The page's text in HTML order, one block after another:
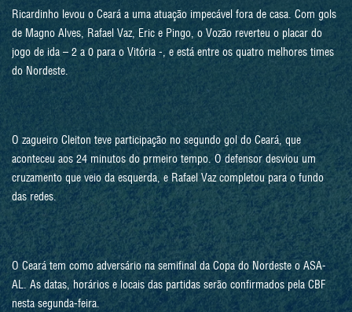
Ricardinho levou o Ceará a uma atuação impecável fora de casa. Com gols
de Magno Alves, Rafael Vaz, Eric e Pingo, o Vozão reverteu o placar do
jogo de ida – 2 a 0 para o Vitória -, e está entre os quatro melhores times
do Nordeste.
O zagueiro Cleiton teve participação no segundo gol do Ceará, que
aconteceu aos 24 minutos do prmeiro tempo. O defensor desviou um
cruzamento que veio da esquerda, e Rafael Vaz completou para o fundo
das redes.
O Ceará tem como adversário na semifinal da Copa do Nordeste o ASA-
AL. As datas, horários e locais das partidas serão confirmados pela CBF
nesta segunda-feira.